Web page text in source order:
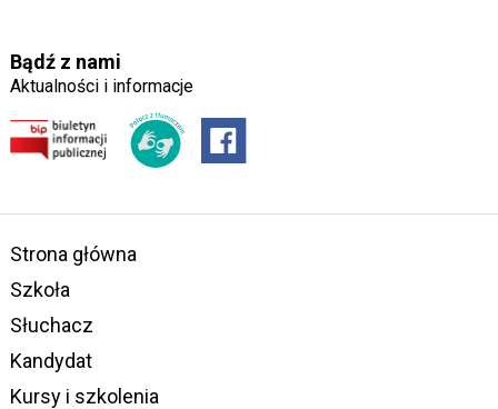
Bądź z nami
Aktualności i informacje
Strona główna
Szkoła
Słuchacz
Kandydat
Kursy i szkolenia